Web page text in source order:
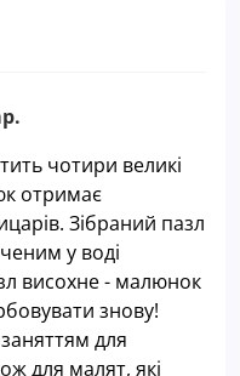
чотири великі
отримає
Зібраний пазл
у воді
висохне - малюнок
знову!
для
для малят, які